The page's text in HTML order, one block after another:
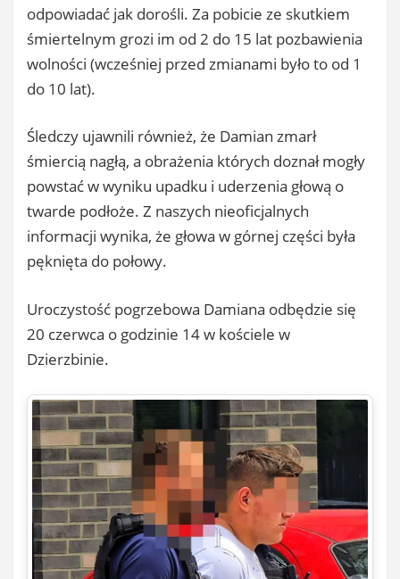
odpowiadać jak dorośli. Za pobicie ze skutkiem
śmiertelnym grozi im od 2 do 15 lat pozbawienia
wolności (wcześniej przed zmianami było to od 1
do 10 lat).
Śledczy ujawnili również, że Damian zmarł
śmiercią nagłą, a obrażenia których doznał mogły
powstać w wyniku upadku i uderzenia głową o
twarde podłoże. Z naszych nieoficjalnych
informacji wynika, że głowa w górnej części była
pęknięta do połowy.
Uroczystość pogrzebowa Damiana odbędzie się
20 czerwca o godzinie 14 w kościele w
Dzierzbinie.